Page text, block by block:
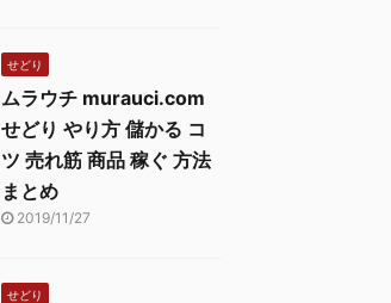
せどり
ムラウチ murauci.com
せどり やり方 儲かる コ
ツ 売れ筋 商品 稼ぐ 方法
まとめ
2019/11/27
せどり